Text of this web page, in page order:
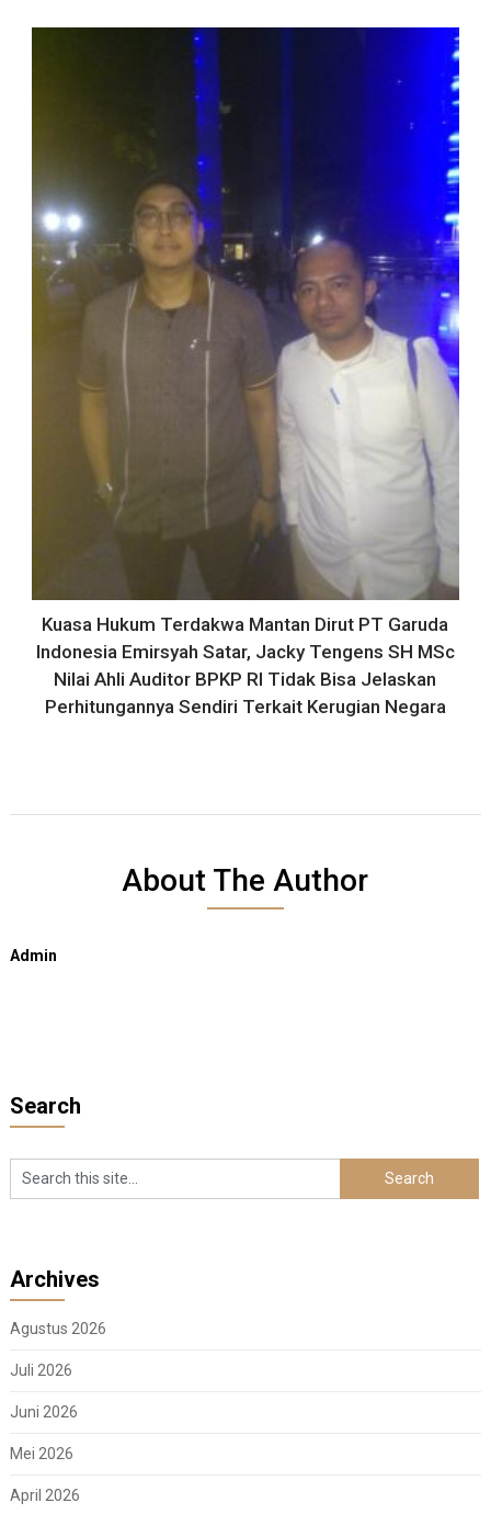
Kuasa Hukum Terdakwa Mantan Dirut PT Garuda
Indonesia Emirsyah Satar, Jacky Tengens SH MSc
Nilai Ahli Auditor BPKP RI Tidak Bisa Jelaskan
Perhitungannya Sendiri Terkait Kerugian Negara
About The Author
Admin
Search
Archives
Agustus 2026
Juli 2026
Juni 2026
Mei 2026
April 2026